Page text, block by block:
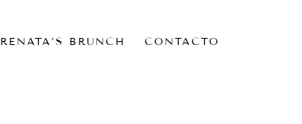
RENATA’S BRUNCH CONTACTO